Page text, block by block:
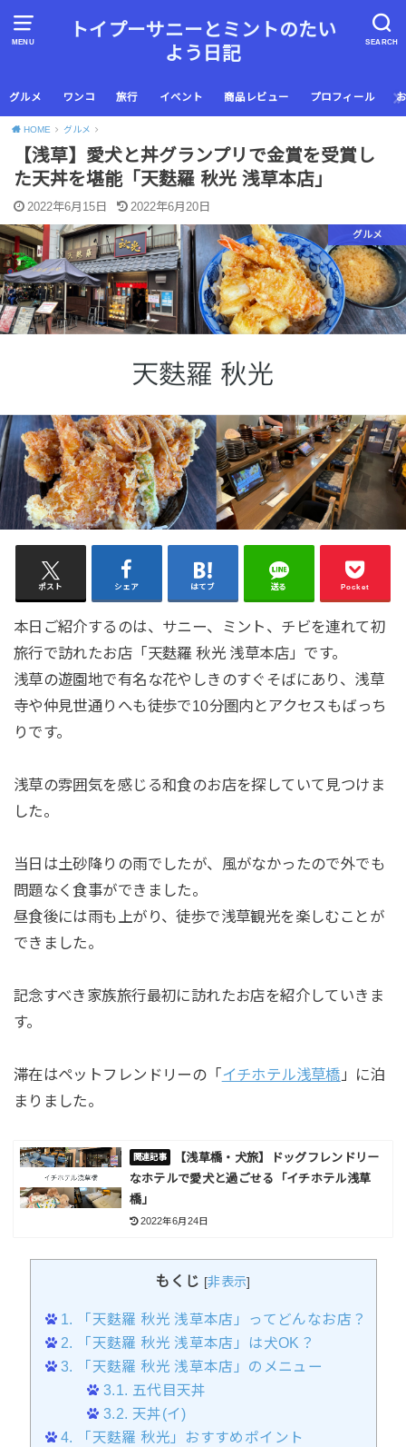
MENU SEARCH
トイプーサニーとミントのたい
よう日記
グルメ ワンコ 旅行 イベント 商品レビュー プロフィール
HOME グルメ
【浅草】愛犬と丼グランプリで金賞を受賞し
た天丼を堪能「天麩羅 秋光 浅草本店」
2022年6月15日 2022年6月20日
グルメ
ポスト シェア はてブ 送る Pocket
本日ご紹介するのは、サニー、ミント、チビを連れて初
旅行で訪れたお店「天麩羅 秋光 浅草本店」です。
浅草の遊園地で有名な花やしきのすぐそばにあり、浅草
寺や仲見世通りへも徒歩で10分圏内とアクセスもばっち
りです。
浅草の雰囲気を感じる和食のお店を探していて見つけま
した。
当日は土砂降りの雨でしたが、風がなかったので外でも
問題なく食事ができました。
昼食後には雨も上がり、徒歩で浅草観光を楽しむことが
できました。
記念すべき家族旅行最初に訪れたお店を紹介していきま
す。
滞在はペットフレンドリーの「イチホテル浅草橋 」に泊
まりました。
【浅草橋・犬旅】ドッグフレンドリー
なホテルで愛犬と過ごせる「イチホテル浅草
橋」
2022年6月24日
もくじ [非表示]
1.
「天麩羅 秋光 浅草本店」ってどんなお店？
2.
「天麩羅 秋光 浅草本店」は犬OK？
3.
「天麩羅 秋光 浅草本店」のメニュー
3.1. 五代目天丼
3.2. 天丼(イ)
4.
「天麩羅 秋光」おすすめポイント